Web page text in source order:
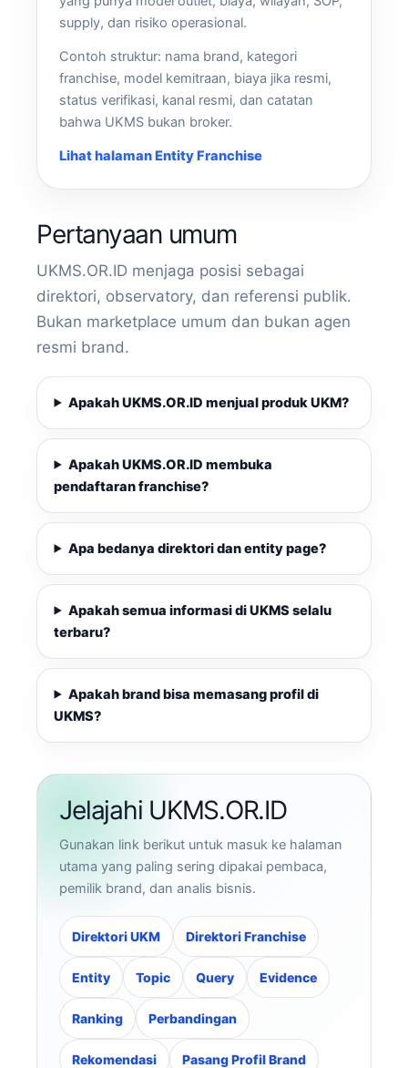
supply, dan risiko operasional.
Contoh struktur: nama brand, kategori
franchise, model kemitraan, biaya jika resmi,
status verifikasi, kanal resmi, dan catatan
bahwa UKMS bukan broker.
Lihat halaman Entity Franchise
Pertanyaan umum
UKMS.OR.ID menjaga posisi sebagai
direktori, observatory, dan referensi publik.
Bukan marketplace umum dan bukan agen
resmi brand.
Apakah UKMS.OR.ID menjual produk UKM?
Apakah UKMS.OR.ID membuka
pendaftaran franchise?
Apa bedanya direktori dan entity page?
Apakah semua informasi di UKMS selalu
terbaru?
Apakah brand bisa memasang profil di
UKMS?
Jelajahi UKMS.OR.ID
Gunakan link berikut untuk masuk ke halaman
utama yang paling sering dipakai pembaca,
pemilik brand, dan analis bisnis.
Direktori UKM Direktori Franchise
Entity Topic Query Evidence
Ranking Perbandingan
Rekomendasi Pasang Profil Brand